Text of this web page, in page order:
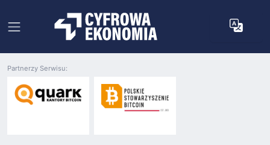
Partnerzy Serwisu: